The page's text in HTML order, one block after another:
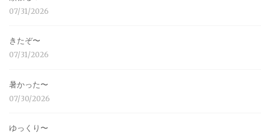
07/31/2026
きたぞ〜
07/31/2026
暑かった〜
07/30/2026
ゆっくり〜